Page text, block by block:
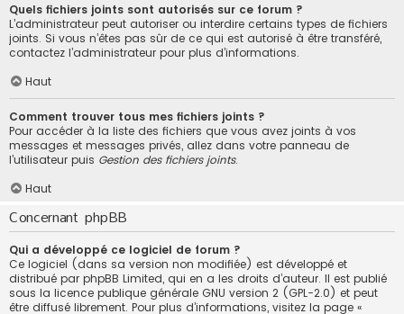
Quels fichiers joints sont autorisés sur ce forum ?
L’administrateur peut autoriser ou interdire certains types de fichiers
joints. Si vous n’êtes pas sûr de ce qui est autorisé à être transféré,
contactez l’administrateur pour plus d’informations.
Haut
Comment trouver tous mes fichiers joints ?
Pour accéder à la liste des fichiers que vous avez joints à vos
messages et messages privés, allez dans votre panneau de
l’utilisateur puis Gestion des fichiers joints.
Haut
Concernant phpBB
Qui a développé ce logiciel de forum ?
Ce logiciel (dans sa version non modifiée) est développé et
distribué par phpBB Limited, qui en a les droits d’auteur. Il est publié
sous la licence publique générale GNU version 2 (GPL-2.0) et peut
être diffusé librement. Pour plus d’informations, visitez la page «